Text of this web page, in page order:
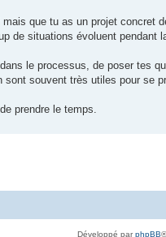
que tu as un projet concret
de situations évoluent pendant
le processus, de poser tes
sont souvent très utiles pour se
prendre le temps.
Développé parphpBB